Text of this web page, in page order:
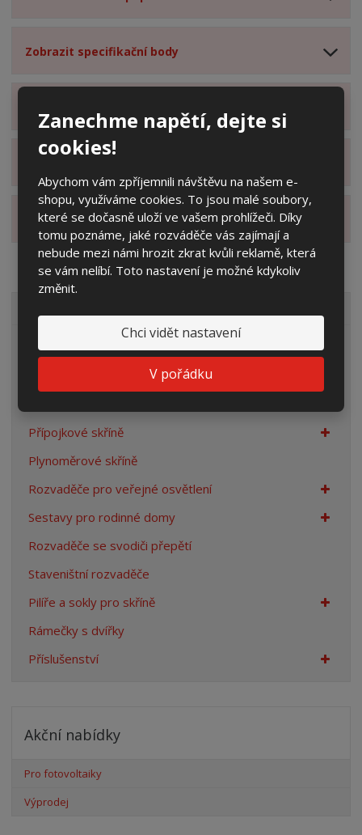
Zanechme napětí, dejte si
cookies!
Abychom vám zpříjemnili návštěvu na našem e-
shopu, využíváme cookies. To jsou malé soubory,
které se dočasně uloží ve vašem prohlížeči. Díky
tomu poznáme, jaké rozváděče vás zajímají a
nebude mezi námi hrozit zkrat kvůli reklamě, která
se vám nelíbí. Toto nastavení je možné kdykoliv
změnit.
Chci vidět nastavení
V pořádku
Zobrazit specifikační body
Zobrazit alternativní produkty
Elektroměrové rozvaděče
Přípojkové skříně
Plynoměrové skříně
Rozvaděče pro veřejné osvětlení
Sestavy pro rodinné domy
Rozvaděče se svodiči přepětí
Staveništní rozvaděče
Pilíře a sokly pro skříně
Rámečky s dvířky
Příslušenství
Akční nabídky
Pro fotovoltaiky
Výprodej